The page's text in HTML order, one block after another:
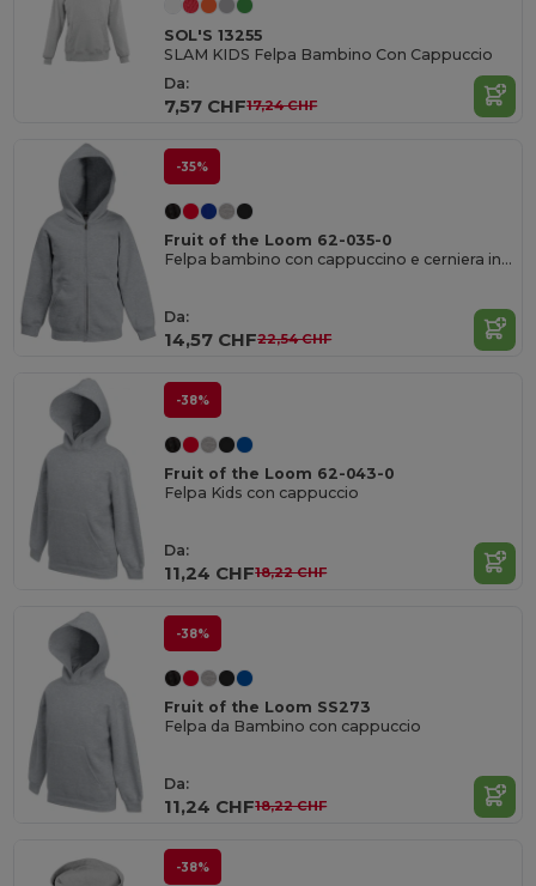
SOL'S 13255
SLAM KIDS Felpa Bambino Con Cappuccio
Da:
7,57 CHF17,24 CHF
-35%
Fruit of the Loom 62-035-0
Felpa bambino con cappuccino e cerniera intera
Da:
14,57 CHF22,54 CHF
-38%
Fruit of the Loom 62-043-0
Felpa Kids con cappuccio
Da:
11,24 CHF18,22 CHF
-38%
Fruit of the Loom SS273
Felpa da Bambino con cappuccio
Da:
11,24 CHF18,22 CHF
-38%